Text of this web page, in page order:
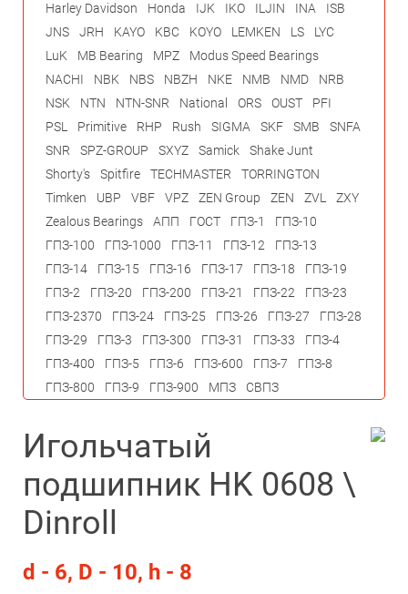
Игольчатый
подшипник HK 0608 \
Dinroll
d - 6, D - 10, h - 8
Harley Davidson
Honda IJK IKO ILJIN INA
ISB
JNS
JRH KAYO KBC KOYO LEMKEN LS
LYC
LuK
MB Bearing MPZ
Modus Speed Bearings
NACHI
NBK NBS NBZH NKE NMB NMD
NRB
NSK
NTN NTN-SNR National ORS OUST
PFI
PSL
Primitive RHP Rush SIGMA SKF SMB
SNFA
SNR
SPZ-GROUP SXYZ Samick
Shake Junt
Shorty's
Spitfire TECHMASTER
TORRINGTON
Timken
UBP VBF VPZ ZEN Group ZEN ZVL
ZXY
Zealous Bearings
АПП ГОСТ ГПЗ-1
ГПЗ-10
ГПЗ-100
ГПЗ-1000 ГПЗ-11 ГПЗ-12
ГПЗ-13
ГПЗ-14
ГПЗ-15 ГПЗ-16 ГПЗ-17 ГПЗ-18
ГПЗ-19
ГПЗ-2
ГПЗ-20 ГПЗ-200 ГПЗ-21 ГПЗ-22
ГПЗ-23
ГПЗ-2370
ГПЗ-24 ГПЗ-25 ГПЗ-26 ГПЗ-27
ГПЗ-28
ГПЗ-29
ГПЗ-3 ГПЗ-300 ГПЗ-31 ГПЗ-33
ГПЗ-4
ГПЗ-400
ГПЗ-5 ГПЗ-6 ГПЗ-600 ГПЗ-7
ГПЗ-8
ГПЗ-800
ГПЗ-9 ГПЗ-900 МПЗ СВПЗ